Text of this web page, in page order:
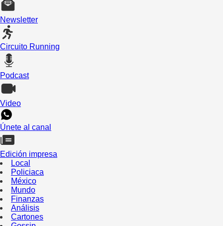
Newsletter
Circuito Running
Podcast
Video
Únete al canal
Edición impresa
Local
Policiaca
México
Mundo
Finanzas
Análisis
Cartones